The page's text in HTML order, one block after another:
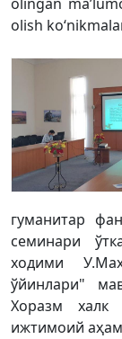
olish
гуманитар
семинари
ходими
ўйинлари"
Хоразм халк
ижтимоий